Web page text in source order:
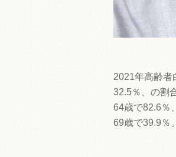
2021年高齢者
32.5％、の割
64歳で82.6％
69歳で39.9％